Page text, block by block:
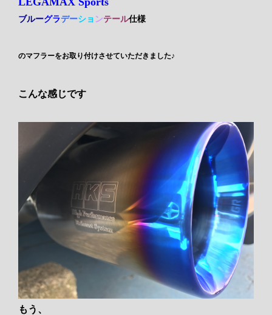
ブルーグラデーシ ョ ンテール仕様
のマフラーをお取り付けさせていただきました♪
こんな感じです
もう、